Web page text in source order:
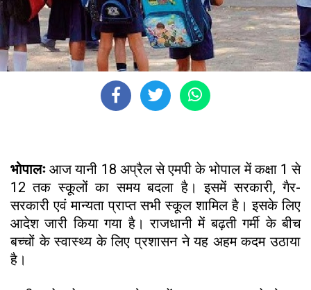
भोपालःआज यानी 18 अप्रैल से एमपी के भोपाल में कक्षा 1 से
12 तक स्कूलों का समय बदला है। इसमें सरकारी, गैर-
सरकारी एवं मान्यता प्राप्त सभी स्कूल शामिल है। इसके लिए
आदेश जारी किया गया है। राजधानी में बढ़ती गर्मी के बीच
बच्चों के स्वास्थ्य के लिए प्रशासन ने यह अहम कदम उठाया
है।